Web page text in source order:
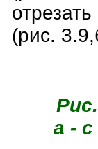
(рис.
а -